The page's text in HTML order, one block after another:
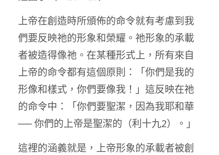
上帝在創造時所頒佈的命令就有考慮到我
們要反映祂的形象和榮耀。祂形象的承載
者被造得像祂。在某種形式上，所有來自
上帝的命令都有這個原則：「你們是我的
形像和樣式，你們要像我！」這反映在祂
的命令中：「你們要聖潔，因為我耶和華
── 你們的上帝是聖潔的（利十九2）。」
這裡的涵義就是，上帝形象的承載者被創